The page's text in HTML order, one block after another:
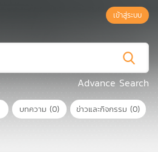
เข้าสู่ระบบ
Advance Search
บทความ (0) ข่าวและกิจกรรม (0)